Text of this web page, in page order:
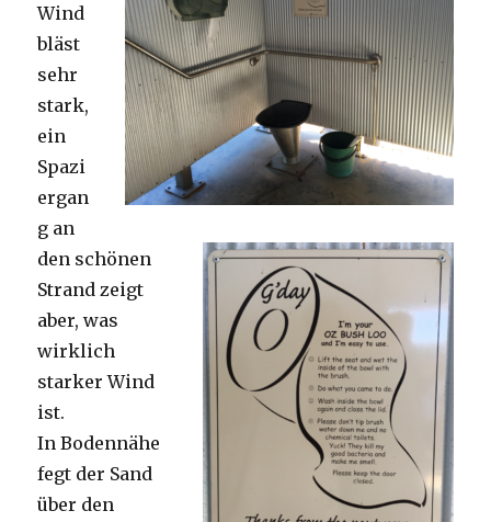
Wind
bläst
sehr
stark,
ein
Spazi
ergan
g an
den schönen
Strand zeigt
aber, was
wirklich
starker Wind
ist.
In Bodennähe
fegt der Sand
über den